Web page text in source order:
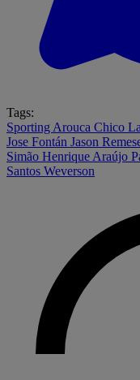
Tags:
Sporting Arouca Chico
Jose Fontán Jason
Simão Henrique Araújo
Santos Weverson